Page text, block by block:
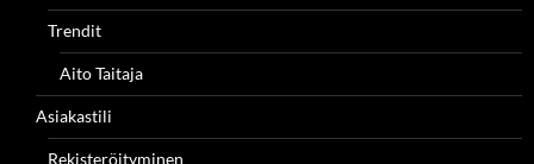
Trendit
Aito Taitaja
Asiakastili
Rekisteröityminen